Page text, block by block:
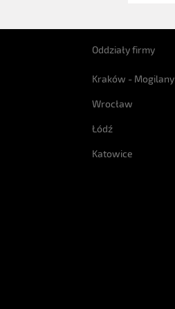
Oddziały firmy
Kraków - Mogilany
Wrocław
Łódź
Katowice